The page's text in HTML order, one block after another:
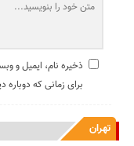
ذخیره نام، ایمیل و
برای زمانی که
تهران